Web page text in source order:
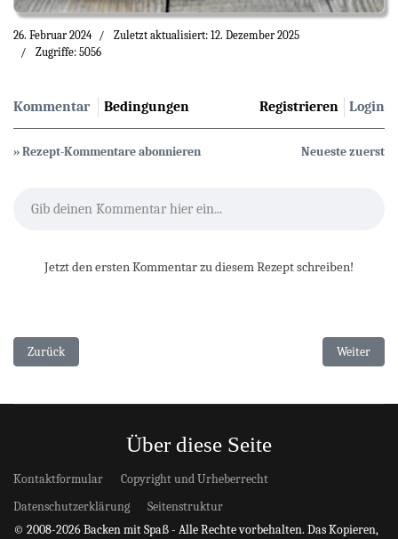
26. Februar 2024
Zuletzt aktualisiert: 12. Dezember 2025
Zugriffe: 5056
Kommentar Bedingungen Login
Registrieren
» Rezept-Kommentare abonnieren Neueste zuerst
Gib deinen Kommentar hier ein...
Jetzt den ersten Kommentar zu diesem Rezept schreiben!
Vorheriger Beitrag: Schoko-Karamell-Torte mit karamellisierten
Zurück Nächster
Weiter
Über diese Seite
Kontaktformular
Copyright und Urheberrecht
Datenschutzerklärung
Seitenstruktur
© 2008-2026 Backen mit Spaß - Alle Rechte vorbehalten. Das Kopieren,